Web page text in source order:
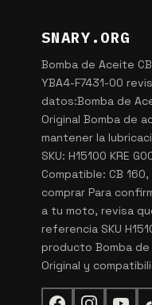
SNARY.ORG
Bomba de Aceite
YBA4-F7431-00
datos:Bomba de
Original Bomba de
mantener la
SKU: H15100 KRE
Compatible: CB
comprar Para
a tu moto, revisa
referencia SKU
producto Bomba de
Original y